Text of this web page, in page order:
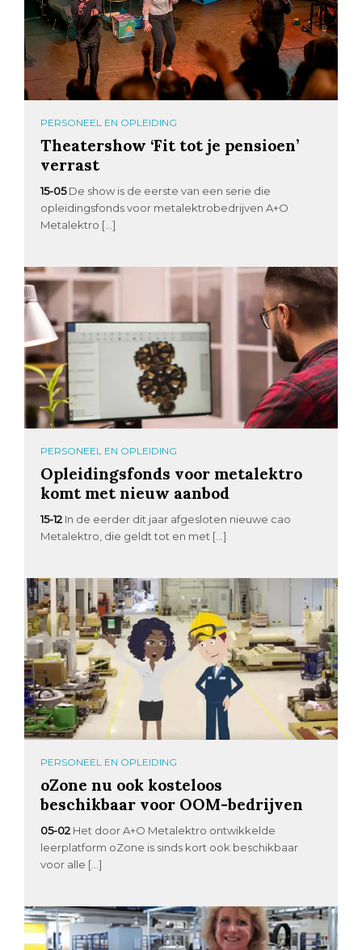
PERSONEEL EN OPLEIDING
Theatershow ‘Fit tot je pensioen’
verrast
15-05 De show is de eerste van een serie die
opleidingsfonds voor metalektrobedrijven A+O
Metalektro […]
PERSONEEL EN OPLEIDING
Opleidingsfonds voor metalektro
komt met nieuw aanbod
15-12 In de eerder dit jaar afgesloten nieuwe cao
Metalektro, die geldt tot en met […]
PERSONEEL EN OPLEIDING
oZone nu ook kosteloos
beschikbaar voor OOM-bedrijven
05-02 Het door A+O Metalektro ontwikkelde
leerplatform oZone is sinds kort ook beschikbaar
voor alle […]